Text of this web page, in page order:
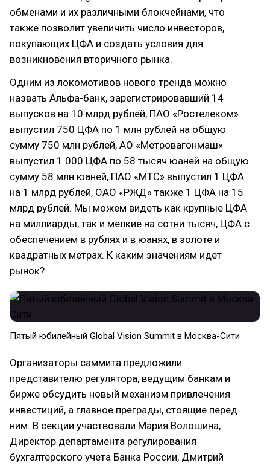
обменами и их различными блокчейнами, что
также позволит увеличить число инвесторов,
покупающих ЦФА и создать условия для
возникновения вторичного рынка.
Одним из локомотивов нового тренда можно
назвать Альфа-банк, зарегистрировавший 14
выпусков на 10 млрд рублей, ПАО «Ростелеком»
выпустил 750 ЦФА по 1 млн рублей на общую
сумму 750 млн рублей, АО «Метровагонмаш»
выпустил 1 000 ЦФА по 58 тысяч юаней на общую
сумму 58 млн юаней, ПАО «МТС» выпустил 1 ЦФА
на 1 млрд рублей, ОАО «РЖД» также 1 ЦФА на 15
млрд рублей. Мы можем видеть как крупные ЦФА
на миллиарды, так и мелкие на сотни тысяч, ЦФА с
обеспечением в рублях и в юанях, в золоте и
квадратных метрах. К каким значениям идет
рынок?
Пятый юбилейный Global Vision Summit в Москва-Сити
Организаторы саммита предложили
представителю регулятора, ведущим банкам и
бирже обсудить новый механизм привлечения
инвестиций, а главное преграды, стоящие перед
ним. В секции участвовали Мария Волошина,
Директор департамента регулирования
бухгалтерского учета Банка России, Дмитрий